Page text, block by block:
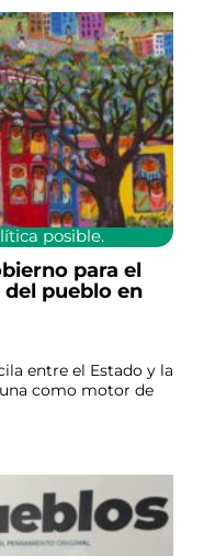
posible.
para el
pueblo en
entre el Estado y la
como motor de